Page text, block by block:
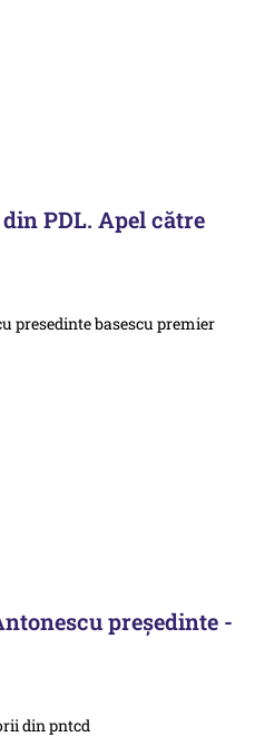
PDL. Apel către
președinte -